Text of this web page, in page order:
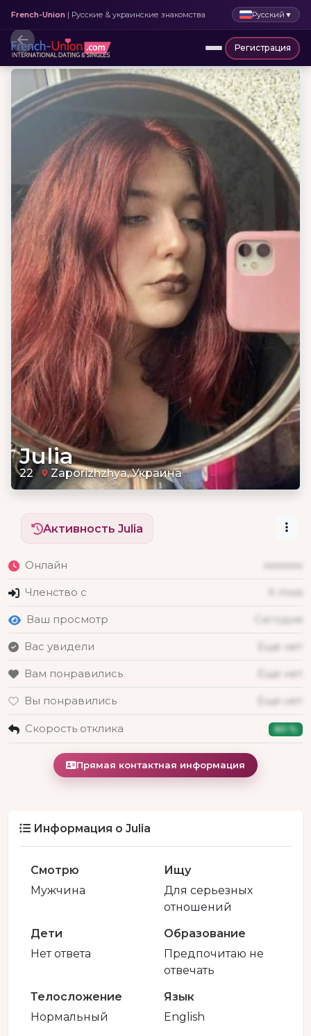
French-Union | Русские & украинские знакомства Русский ▼
Регистрация
Julia
22 Zaporizhzhya, Украина
Активность Julia
Онлайн xxxxxxx
Членство с X mois
Ваш просмотр Сегодня
Вас увидели Еще нет
Вам понравились Еще нет
Вы понравились Еще нет
Скорость отклика 80 %
Прямая контактная информация
Информация о Julia
Смотрю
Мужчина
Ищу
Для серьезных
отношений
Дети
Нет ответа
Образование
Предпочитаю не
отвечать
Телосложение
Нормальный
Язык
English